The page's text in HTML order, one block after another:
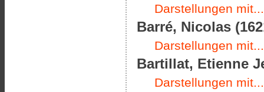
Darstellungen mit...
Barré, Nicolas
Darstellungen mit...
Bartillat, Etienne
Darstellungen mit...